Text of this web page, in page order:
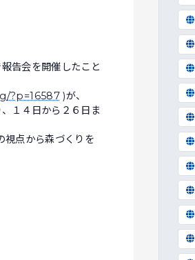
告会を開催したこと
?p=16587)が、
１４日から２６日ま
点から森づくりを